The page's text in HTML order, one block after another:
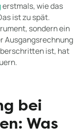
erstmals, wie das
ist zu spät.
sondern ein
Ausgangsrechnung
ist, hat
bei
Was